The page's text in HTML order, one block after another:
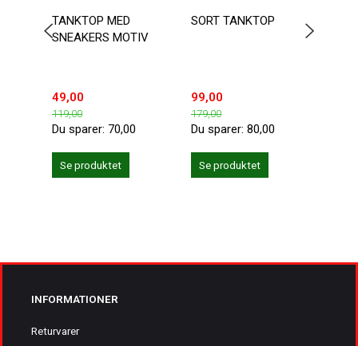
TANKTOP MED
SNEAKERS MOTIV
49,00
119,00
Du sparer: 70,00
Se produktet
SORT TANKTOP
99,00
179,00
Du sparer: 80,00
Se produktet
INFORMATIONER
Returvarer